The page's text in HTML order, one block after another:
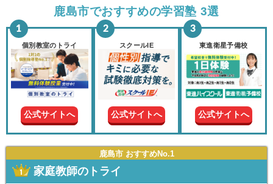
地域・駅 鹿島市エリア
選択されていません
市区町村 選択されていません 変更
現在の
学年
授業形
式
この条件で絞り込む
鹿島市でおすすめの学習塾 3選
個別教室のトライ
公式サイトへ
スクールIE
公式サイトへ
東進衛星予備校
公式サイトへ
鹿島市 おすすめNo.1
家庭教師のトライ